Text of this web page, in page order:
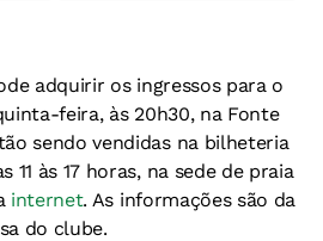
adquirir os ingressos para o
feira, às 20h30, na Fonte
sendo vendidas na bilheteria
11 às 17 horas, na sede de praia
internet. As informações são da
do clube.